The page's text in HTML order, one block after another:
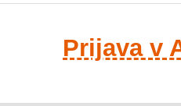
Prijava v